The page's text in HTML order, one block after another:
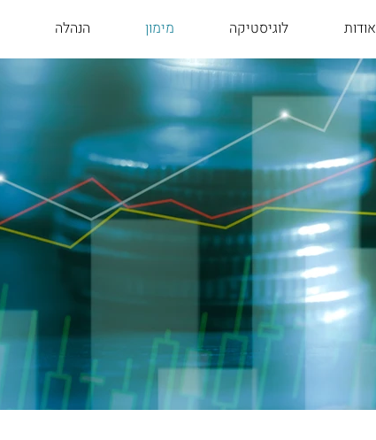
אודות לוגיסטיקה מימון הנהלה